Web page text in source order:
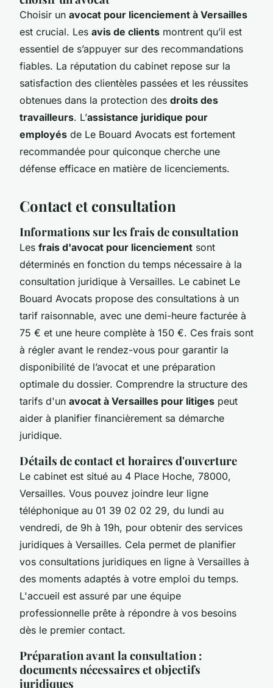
Choisir un avocat pour licenciement à Versailles
est crucial. Les avis de clients montrent qu’il est
essentiel de s’appuyer sur des recommandations
fiables. La réputation du cabinet repose sur la
satisfaction des clientèles passées et les réussites
obtenues dans la protection des droits des
travailleurs. L’assistance juridique pour
employés de Le Bouard Avocats est fortement
recommandée pour quiconque cherche une
défense efficace en matière de licenciements.
Contact et consultation
Informations sur les frais de consultation
Les frais d'avocat pour licenciement sont
déterminés en fonction du temps nécessaire à la
consultation juridique à Versailles. Le cabinet Le
Bouard Avocats propose des consultations à un
tarif raisonnable, avec une demi-heure facturée à
75 € et une heure complète à 150 €. Ces frais sont
à régler avant le rendez-vous pour garantir la
disponibilité de l’avocat et une préparation
optimale du dossier. Comprendre la structure des
tarifs d'un avocat à Versailles pour litiges peut
aider à planifier financièrement sa démarche
juridique.
Détails de contact et horaires d'ouverture
Le cabinet est situé au 4 Place Hoche, 78000,
Versailles. Vous pouvez joindre leur ligne
téléphonique au 01 39 02 02 29, du lundi au
vendredi, de 9h à 19h, pour obtenir des services
juridiques à Versailles. Cela permet de planifier
vos consultations juridiques en ligne à Versailles à
des moments adaptés à votre emploi du temps.
L'accueil est assuré par une équipe
professionnelle prête à répondre à vos besoins
dès le premier contact.
Préparation avant la consultation :
documents nécessaires et objectifs
juridiques